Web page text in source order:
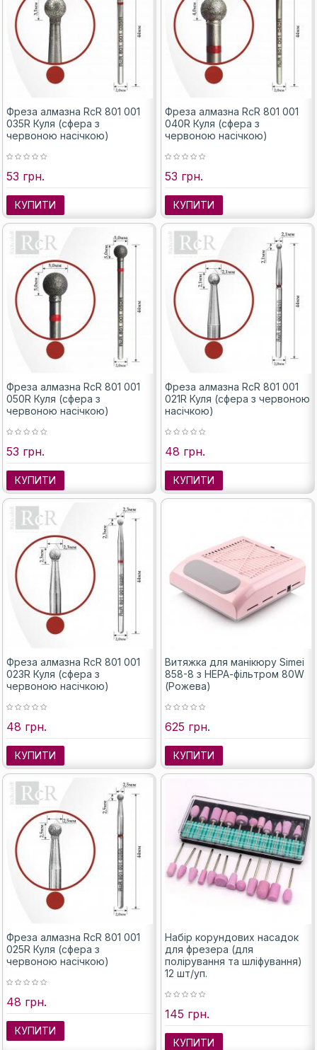
Фреза алмазна RcR 801 001
035R Куля (сфера з
червоною насічкою)
53 грн.
КУПИТИ
Фреза алмазна RcR 801 001
040R Куля (сфера з
червоною насічкою)
53 грн.
КУПИТИ
Фреза алмазна RcR 801 001
050R Куля (сфера з
червоною насічкою)
53 грн.
КУПИТИ
Фреза алмазна RcR 801 001
021R Куля (сфера з червоною
насічкою)
48 грн.
КУПИТИ
Фреза алмазна RcR 801 001
023R Куля (сфера з
червоною насічкою)
48 грн.
КУПИТИ
Витяжка для манікюру Simei
858-8 з НЕРА-фільтром 80W
(Рожева)
625 грн.
КУПИТИ
Фреза алмазна RcR 801 001
025R Куля (сфера з
червоною насічкою)
48 грн.
КУПИТИ
Набір корундових насадок
для фрезера (для
полірування та шліфування)
12 шт/уп.
145 грн.
КУПИТИ